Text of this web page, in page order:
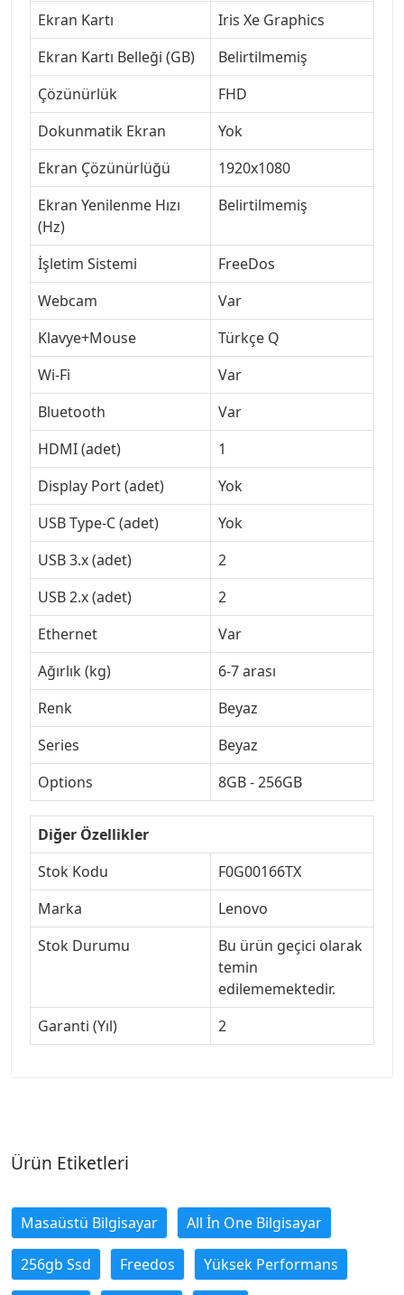
Ekran Kartı
Iris Xe Graphics
Ekran Kartı Belleği (GB)
Belirtilmemiş
Çözünürlük
FHD
Dokunmatik Ekran
Yok
Ekran Çözünürlüğü
1920x1080
Ekran Yenilenme Hızı
(Hz)
Belirtilmemiş
İşletim Sistemi
FreeDos
Webcam
Var
Klavye+Mouse
Türkçe Q
Wi-Fi
Var
Bluetooth
Var
HDMI (adet)
1
Display Port (adet)
Yok
USB Type-C (adet)
Yok
USB 3.x (adet)
2
USB 2.x (adet)
2
Ethernet
Var
Ağırlık (kg)
6-7 arası
Renk
Beyaz
Series
Beyaz
Options
8GB - 256GB
Diğer Özellikler
Stok Kodu
F0G00166TX
Marka
Lenovo
Stok Durumu
Bu ürün geçici olarak
temin
edilememektedir.
Garanti (Yıl)
2
Ürün Etiketleri
Masaüstü Bilgisayar All İn One Bilgisayar
256gb Ssd Freedos Yüksek Performans